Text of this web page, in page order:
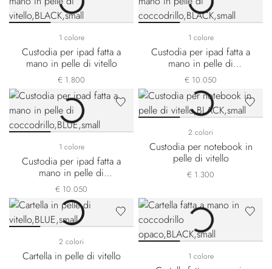
1 colore
Custodia per ipad fatta a
mano in pelle di vitello
€ 1.800
1 colore
Custodia per ipad fatta a
mano in pelle di
coccodrillo
€ 10.050
1 colore
Custodia per ipad fatta a
mano in pelle di
coccodrillo
€ 10.050
2 colori
Custodia per notebook in
pelle di vitello
€ 1.300
2 colori
Cartella in pelle di vitello 1 colore